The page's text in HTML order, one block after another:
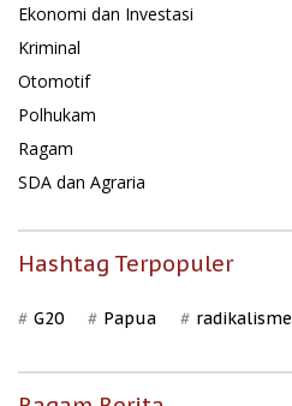
Ekonomi dan Investasi
Kriminal
Otomotif
Polhukam
Ragam
SDA dan Agraria
Hashtag Terpopuler
G20 Papua radikalisme